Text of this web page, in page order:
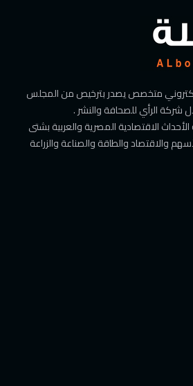
متخصص يصدر بترخيص من المجلس
شركة الرأي للصحافة والنشر .
الاقتصادية المصرية والعربية بشتى
والاقتصاد والطاقة والصناعة والزراعة